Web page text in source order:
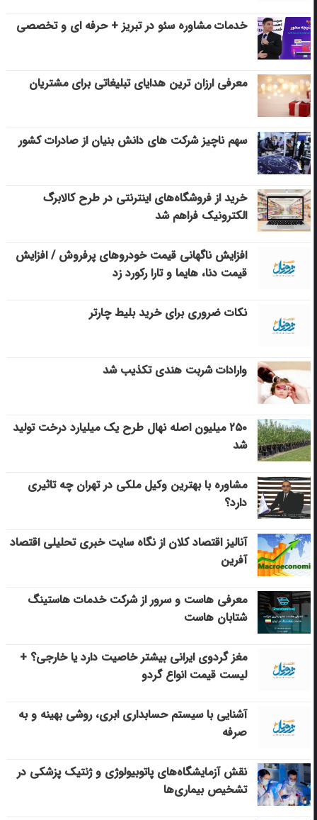
خدمات مشاوره سئو در تبریز + حرفه ای و تخصصی
معرفی ارزان ترین هدایای تبلیغاتی برای مشتریان
سهم ناچیز شرکت های دانش بنیان از صادرات کشور
خرید از فروشگاه‌های اینترنتی در طرح کالابرگ
الکترونیک فراهم شد
افزایش ناگهانی قیمت خودروهای پرفروش / افزایش
قیمت دنا، هایما و تارا رکورد زد
نکات ضروری برای خرید بلیط چارتر
وارادات شربت هندی تکذیب شد
۲۵۰ میلیون اصله نهال طرح یک میلیارد درخت تولید
شد
مشاوره با بهترین وکیل ملکی در تهران چه تاثیری
دارد؟
آنالیز اقتصاد کلان از نگاه سایت خبری تحلیلی اقتصاد
آفرین
معرفی هاست و سرور از شرکت خدمات هاستینگ
شتابان هاست
مغز گردوی ایرانی بیشتر خاصیت دارد یا خارجی؟ +
لیست قیمت انواع گردو
آشنایی با سیستم حسابداری ابری، روشی بهینه و به
صرفه
نقش آزمایشگاه‌های پاتوبیولوژی و ژنتیک پزشکی در
تشخیص بیماری‌ها